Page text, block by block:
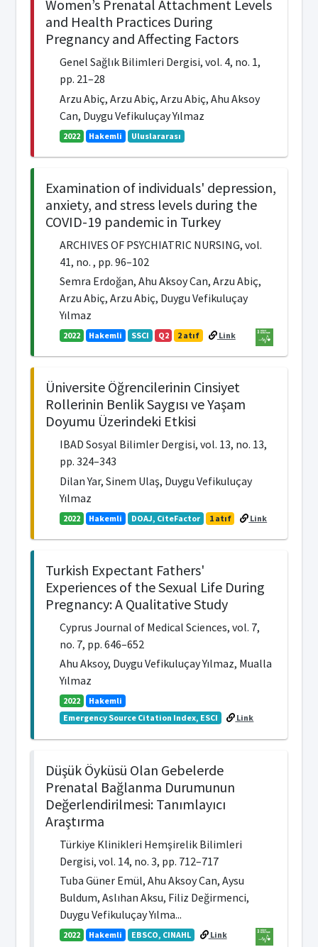
Women’s Prenatal Attachment Levels
and Health Practices During
Pregnancy and Affecting Factors
Genel Sağlık Bilimleri Dergisi, vol. 4, no. 1,
pp. 21–28
Arzu Abiç, Arzu Abiç, Arzu Abiç, Ahu Aksoy
Can, Duygu Vefikuluçay Yılmaz
2022 Hakemli Uluslararası
Examination of individuals' depression,
anxiety, and stress levels during the
COVID-19 pandemic in Turkey
ARCHIVES OF PSYCHIATRIC NURSING, vol.
41, no. , pp. 96–102
Semra Erdoğan, Ahu Aksoy Can, Arzu Abiç,
Arzu Abiç, Arzu Abiç, Duygu Vefikuluçay
Yılmaz
2022 Hakemli SSCI Q2 2 atıf Link
Üniversite Öğrencilerinin Cinsiyet
Rollerinin Benlik Saygısı ve Yaşam
Doyumu Üzerindeki Etkisi
IBAD Sosyal Bilimler Dergisi, vol. 13, no. 13,
pp. 324–343
Dilan Yar, Sinem Ulaş, Duygu Vefikuluçay
Yılmaz
2022 Hakemli DOAJ, CiteFactor 1 atıf Link
Turkish Expectant Fathers'
Experiences of the Sexual Life During
Pregnancy: A Qualitative Study
Cyprus Journal of Medical Sciences, vol. 7,
no. 7, pp. 646–652
Ahu Aksoy, Duygu Vefikuluçay Yılmaz, Mualla
Yılmaz
2022
Hakemli
Emergency Source Citation Index, ESCI
Link
Düşük Öyküsü Olan Gebelerde
Prenatal Bağlanma Durumunun
Değerlendirilmesi: Tanımlayıcı
Araştırma
Türkiye Klinikleri Hemşirelik Bilimleri
Dergisi, vol. 14, no. 3, pp. 712–717
Tuba Güner Emül, Ahu Aksoy Can, Aysu
Buldum, Aslıhan Aksu, Filiz Değirmenci,
Duygu Vefikuluçay Yılma...
2022 Hakemli EBSCO, CINAHL Link